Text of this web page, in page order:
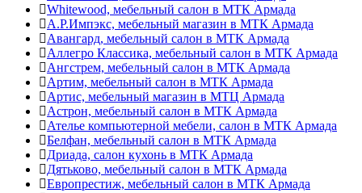
Whitewood, мебельный салон в МТК Армада
А.Р.Импэкс, мебельный магазин в МТК Армада
Авангард, мебельный салон в МТК Армада
Аллегро Классика, мебельный салон в МТК Армада
Ангстрем, мебельный салон в МТК Армада
Артим, мебельный салон в МТК Армада
Артис, мебельный магазин в МТЦ Армада
Астрон, мебельный салон в МТК Армада
Ателье компьютерной мебели, салон в МТК Армада
Белфан, мебельный салон в МТК Армада
Дриада, салон кухонь в МТК Армада
Дятьково, мебельный салон в МТК Армада
Европрестиж, мебельный салон в МТК Армада